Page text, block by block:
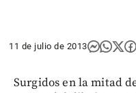
11 de julio de 2013
Surgidos en la mitad